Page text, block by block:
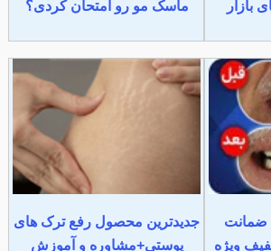
بازار
ماسک مو رو امتحان کردی؟
ضمانت
جدیدترین محصول رفع ترک های
پوستی+مشاوره و آموزش